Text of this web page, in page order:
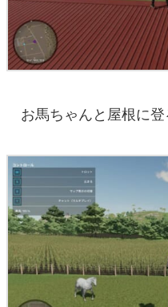
お馬ちゃんと屋根に登